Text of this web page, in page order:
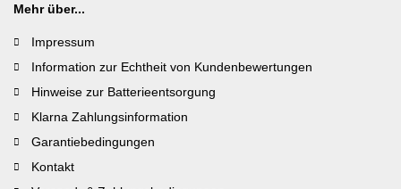
Mehr über...
Impressum
Information zur Echtheit von Kundenbewertungen
Hinweise zur Batterieentsorgung
Klarna Zahlungsinformation
Garantiebedingungen
Kontakt